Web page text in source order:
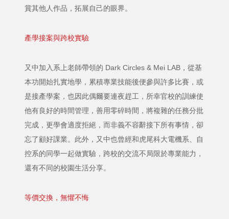
賞其他人作品，拓展自己的眼界。
產學接案與跨校實驗
又中加入系上老師帶領的 Dark Circles & Mei LAB，從基
本功開始扎實地學，累積專業技能後便參與許多比賽，或
是接產學案，也因此偶爾要連夜趕工，所幸官校的訓練使
他有良好的時間管理，善用零碎時間，將複雜的任務分批
完成，更學會適度拒絕，而非義不容辭接下所有事情，卻
忘了顧好課業。此外，又中也曾經和虎尾科大電機系、自
控系的同學一起做實驗，跨校的交流不局限於專業能力，
還有不同的校園生活分享。
等價交換，無懼不悔